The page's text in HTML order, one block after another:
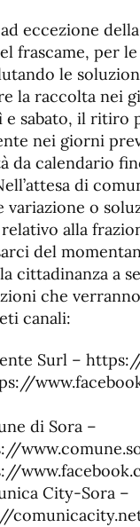
eccezione
frascame, per
le
la raccolta nei
e sabato, il ritiro
nei giorni
da calendario
di
variazione o
alla
del
cittadinanza a
che
canali:
Surl –
di Sora –
City-Sora –